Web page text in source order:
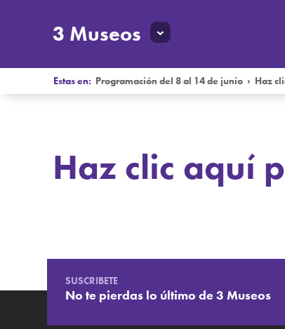
3 Museos
Estas en: Programación del 8 al 14 de junio › Haz
Haz clic aquí
Haz clic aquí para descargar
SUSCRIBETE
No te pierdas lo último de 3 Museos